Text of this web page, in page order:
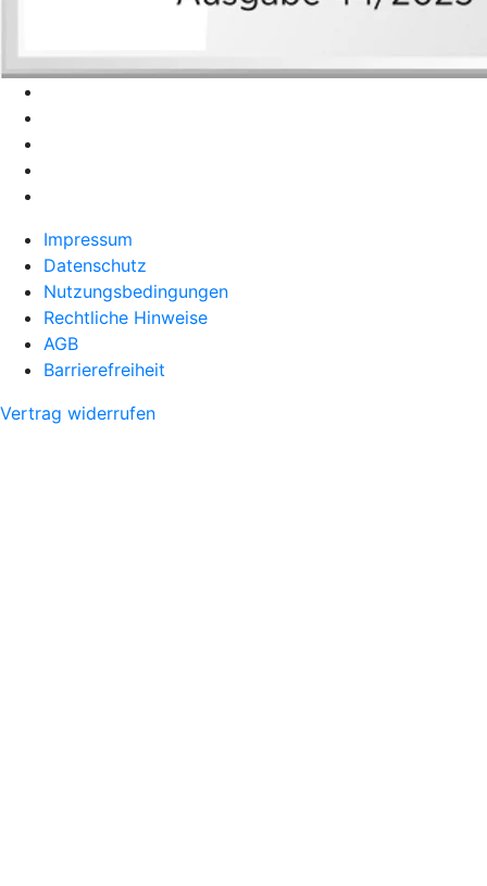
Impressum
Datenschutz
Nutzungsbedingungen
Rechtliche Hinweise
AGB
Barrierefreiheit
Vertrag widerrufen